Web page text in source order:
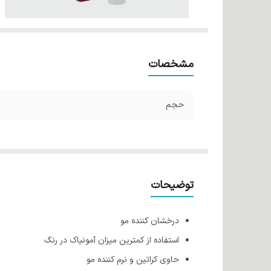
مشخصات
حجم
توضیحات
درخشان کننده مو
استفاده از کمترین میزان آمونیاک در رنگ
حاوی کراتین و نرم کننده مو